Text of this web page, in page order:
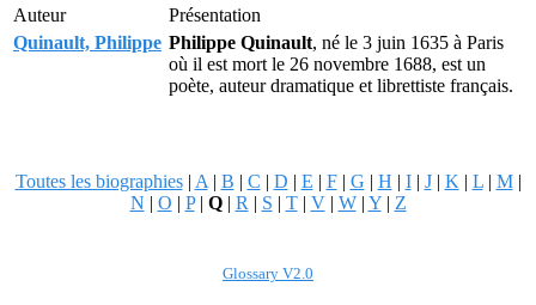
Auteur
Présentation
Quinault, Philippe Philippe Quinault, né le 3 juin 1635 à Paris
où il est mort le 26 novembre 1688, est un
poète, auteur dramatique et librettiste français.
Toutes les biographies| A | B | C | D | E | F| G | H | I| J| K | L| M|
N | O | P| Q| R | S | T| V| W| Y| Z
Glossary V2.0